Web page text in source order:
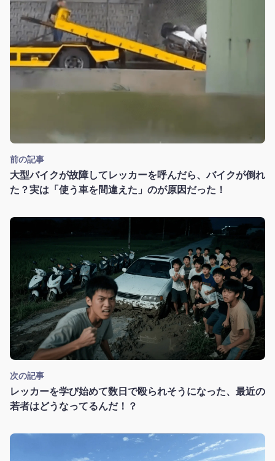
前の記事
大型バイクが故障してレッカーを呼んだら、バイクが倒れ
た？実は「使う車を間違えた」のが原因だった！
次の記事
レッカーを学び始めて数日で殴られそうになった、最近の
若者はどうなってるんだ！？